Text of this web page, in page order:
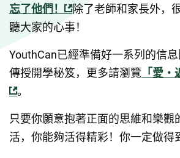
忘了他們！
除了老師和家長外，
聽大家的心事！
YouthCan已經準備好一系列的信
傳授開學秘笈，更多請瀏覽 「愛‧
。
只要你願意抱著正面的思維和樂觀
活，你能夠活得精彩！你一定做得